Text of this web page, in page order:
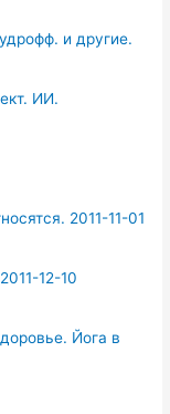
и другие.
ИИ.
2011-11-01
12-10
Йога в